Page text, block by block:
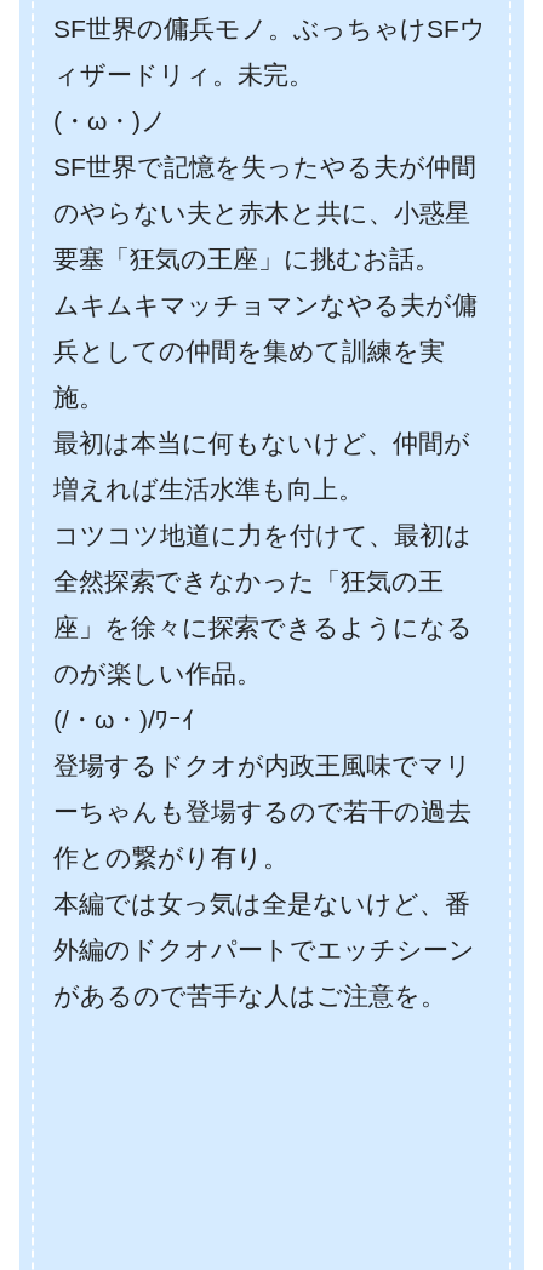
SF世界の傭兵モノ。ぶっちゃけSFウ
ィザードリィ。未完。
(・ω・)ノ
SF世界で記憶を失ったやる夫が仲間
のやらない夫と赤木と共に、小惑星
要塞「狂気の王座」に挑むお話。
ムキムキマッチョマンなやる夫が傭
兵としての仲間を集めて訓練を実
施。
最初は本当に何もないけど、仲間が
増えれば生活水準も向上。
コツコツ地道に力を付けて、最初は
全然探索できなかった「狂気の王
座」を徐々に探索できるようになる
のが楽しい作品。
(/・ω・)/ﾜｰｲ
登場するドクオが内政王風味でマリ
ーちゃんも登場するので若干の過去
作との繋がり有り。
本編では女っ気は全是ないけど、番
外編のドクオパートでエッチシーン
があるので苦手な人はご注意を。